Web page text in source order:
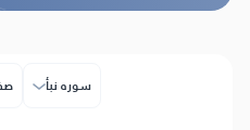
سوره نبأ